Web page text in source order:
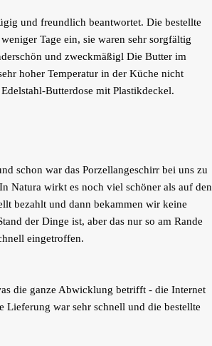
und freundlich beantwortet. Die bestellte
Tage ein, sie waren sehr sorgfältig
und zweckmäßigl Die Butter im
hoher Temperatur in der Küche nicht
Butterdose mit Plastikdeckel.
schon war das Porzellangeschirr bei uns zu
Natura wirkt es noch viel schöner als auf den
bezahlt und dann bekammen wir keine
der Dinge ist, aber das nur so am Rande
eingetroffen.
die ganze Abwicklung betrifft - die Internet
Lieferung war sehr schnell und die bestellte